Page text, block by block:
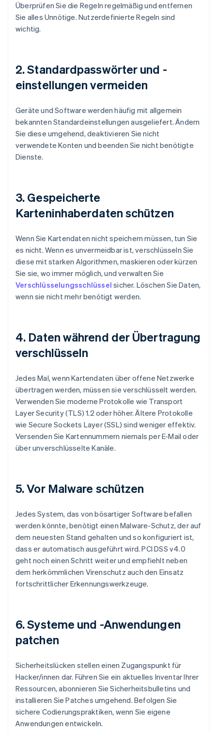
Überprüfen Sie die Regeln regelmäßig und entfernen
Sie alles Unnötige. Nutzerdefinierte Regeln sind
wichtig.
2. Standardpasswörter und -
einstellungen vermeiden
Geräte und Software werden häufig mit allgemein
bekannten Standardeinstellungen ausgeliefert. Ändern
Sie diese umgehend, deaktivieren Sie nicht
verwendete Konten und beenden Sie nicht benötigte
Dienste.
3. Gespeicherte
Karteninhaberdaten schützen
Wenn Sie Kartendaten nicht speichern müssen, tun Sie
es nicht. Wenn es unvermeidbar ist, verschlüsseln Sie
diese mit starken Algorithmen, maskieren oder kürzen
Sie sie, wo immer möglich, und verwalten Sie
Verschlüsselungsschlüssel sicher. Löschen Sie Daten,
wenn sie nicht mehr benötigt werden.
4. Daten während der Übertragung
verschlüsseln
Jedes Mal, wenn Kartendaten über offene Netzwerke
übertragen werden, müssen sie verschlüsselt werden.
Verwenden Sie moderne Protokolle wie Transport
Layer Security (TLS) 1.2 oder höher. Ältere Protokolle
wie Secure Sockets Layer (SSL) sind weniger effektiv.
Versenden Sie Kartennummern niemals per E-Mail oder
über unverschlüsselte Kanäle.
5. Vor Malware schützen
Jedes System, das von bösartiger Software befallen
werden könnte, benötigt einen Malware-Schutz, der auf
dem neuesten Stand gehalten und so konfiguriert ist,
dass er automatisch ausgeführt wird. PCI DSS v4.0
geht noch einen Schritt weiter und empfiehlt neben
dem herkömmlichen Virenschutz auch den Einsatz
fortschrittlicher Erkennungswerkzeuge.
6. Systeme und -Anwendungen
patchen
Sicherheitslücken stellen einen Zugangspunkt für
Hacker/innen dar. Führen Sie ein aktuelles Inventar Ihrer
Ressourcen, abonnieren Sie Sicherheitsbulletins und
installieren Sie Patches umgehend. Befolgen Sie
sichere Codierungspraktiken, wenn Sie eigene
Anwendungen entwickeln.